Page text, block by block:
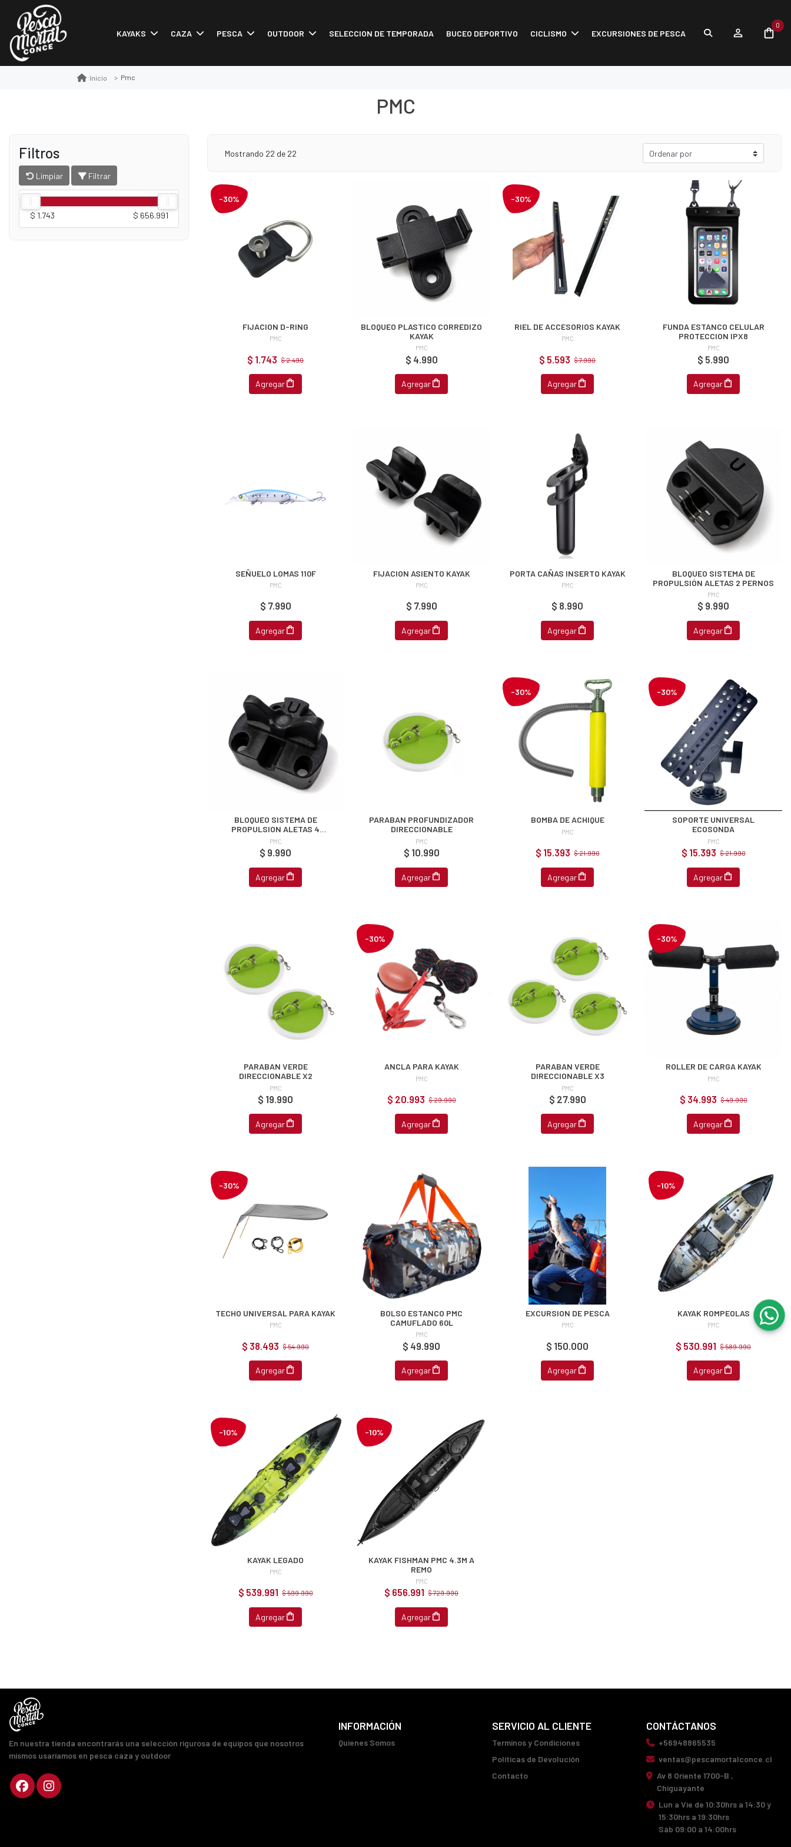
KAYAKS CAZA PESCA OUTDOOR SELECCION DE TEMPORADA BUCEO DEPORTIVO CICLISMO EXCURSIONES DE PESCA
0
Inicio Pmc
PMC
Filtros
Limpiar Filtrar
$ 1.743 $ 656.991
Mostrando 22 de 22
-30%
FIJACION D-RING
PMC
$ 1.743 $ 2.490
Agregar
BLOQUEO PLASTICO CORREDIZO
KAYAK
PMC
$ 4.990
Agregar
-30%
RIEL DE ACCESORIOS KAYAK
PMC
$ 5.593 $ 7.990
Agregar
FUNDA ESTANCO CELULAR
PROTECCION IPX8
PMC
$ 5.990
Agregar
SEÑUELO LOMAS 110F
PMC
$ 7.990
Agregar
FIJACION ASIENTO KAYAK
PMC
$ 7.990
Agregar
PORTA CAÑAS INSERTO KAYAK
PMC
$ 8.990
Agregar
BLOQUEO SISTEMA DE
PROPULSIÓN ALETAS 2 PERNOS
PMC
$ 9.990
Agregar
BLOQUEO SISTEMA DE
PROPULSION ALETAS 4
PERNOS
PMC
$ 9.990
Agregar
PARABAN PROFUNDIZADOR
DIRECCIONABLE
PMC
$ 10.990
Agregar
-30%
BOMBA DE ACHIQUE
PMC
$ 15.393 $ 21.990
Agregar
-30%
SOPORTE UNIVERSAL
ECOSONDA
PMC
$ 15.393 $ 21.990
Agregar
PARABAN VERDE
DIRECCIONABLE X2
PMC
$ 19.990
Agregar
-30%
ANCLA PARA KAYAK
PMC
$ 20.993 $ 29.990
Agregar
PARABAN VERDE
DIRECCIONABLE X3
PMC
$ 27.990
Agregar
-30%
ROLLER DE CARGA KAYAK
PMC
$ 34.993 $ 49.990
Agregar
-30%
TECHO UNIVERSAL PARA KAYAK
PMC
$ 38.493 $ 54.990
Agregar
BOLSO ESTANCO PMC
CAMUFLADO 60L
PMC
$ 49.990
Agregar
EXCURSION DE PESCA
PMC
$ 150.000
Agregar
-10%
KAYAK ROMPEOLAS
PMC
$ 530.991 $ 589.990
Agregar
-10%
KAYAK LEGADO
PMC
$ 539.991 $ 599.990
Agregar
-10%
KAYAK FISHMAN PMC 4.3M A
REMO
PMC
$ 656.991 $ 729.990
Agregar
En nuestra tienda encontrarás una selección rigurosa de equipos que nosotros
mismos usaríamos en pesca caza y outdoor
INFORMACIÓN
Quienes Somos
SERVICIO AL CLIENTE
Terminos y Condiciones
Políticas de Devolución
Contacto
CONTÁCTANOS
+56948865535
ventas@pescamortalconce.cl
Av 8 Oriente 1700-B ,
Chiguayante
Lun a Vie de 10:30hrs a 14:30 y
15:30hrs a 19:30hrs
Sáb 09:00 a 14:00hrs